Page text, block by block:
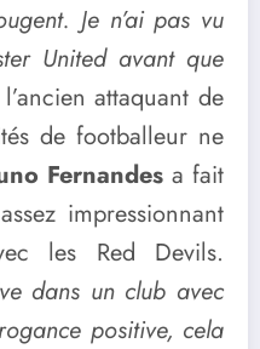
Je n’ai pas vu
United avant que
attaquant de
de footballeur ne
Fernandes a fait
impressionnant
les Red Devils.
dans un club avec
positive, cela